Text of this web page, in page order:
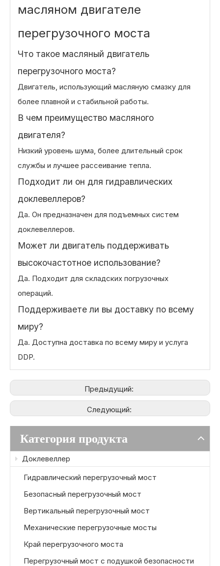
масляном двигателе
перегрузочного моста
Что такое масляный двигатель
перегрузочного моста?
Двигатель, использующий масляную смазку для
более плавной и стабильной работы.
В чем преимущество масляного
двигателя?
Низкий уровень шума, более длительный срок
службы и лучшее рассеивание тепла.
Подходит ли он для гидравлических
доклевеллеров?
Да. Он предназначен для подъемных систем
доклевеллеров.
Может ли двигатель поддерживать
высокочастотное использование?
Да. Подходит для складских погрузочных
операций.
Поддерживаете ли вы доставку по всему
миру?
Да. Доступна доставка по всему миру и услуга
DDP.
Предыдущий:
Следующий:
Категория продукта
Доклевеллер
Гидравлический перегрузочный мост
Безопасный перегрузочный мост
Вертикальный перегрузочный мост
Механические перегрузочные мосты
Край перегрузочного моста
Перегрузочный мост с подушкой безопасности